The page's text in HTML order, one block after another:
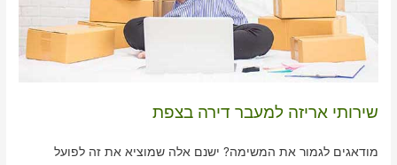
שירותי אריזה למעבר דירה בצפת
מודאגים לגמור את המשימה? ישנם אלה שמוציא את זה לפועל